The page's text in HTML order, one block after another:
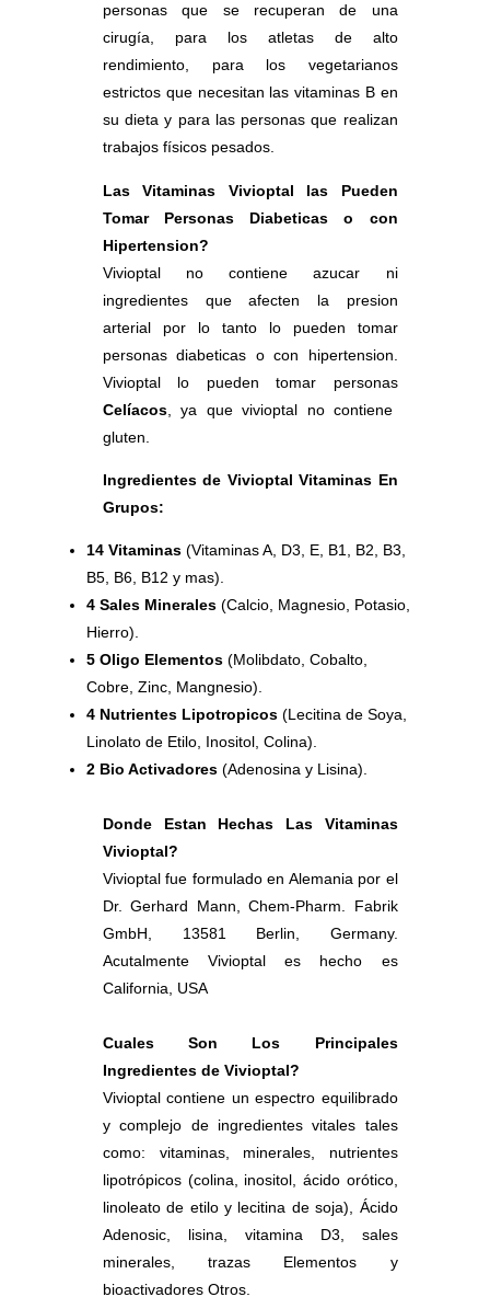
personas que se recuperan de una
cirugía, para los atletas de alto
rendimiento, para los vegetarianos
estrictos que necesitan las vitaminas B en
su dieta y para las personas que realizan
trabajos físicos pesados.
Las Vitaminas Vivioptal las Pueden
Tomar Personas Diabeticas o con
Hipertension?
Vivioptal no contiene azucar ni
ingredientes que afecten la presion
arterial por lo tanto lo pueden tomar
personas diabeticas o con hipertension.
Vivioptal lo pueden tomar personas
Celíacos , ya que vivioptal no contiene
gluten.
Ingredientes de Vivioptal Vitaminas En
Grupos:
14 Vitaminas (Vitaminas A, D3, E, B1, B2, B3,
B5, B6, B12 y mas).
4 Sales Minerales (Calcio, Magnesio, Potasio,
Hierro).
5 Oligo Elementos (Molibdato, Cobalto,
Cobre, Zinc, Mangnesio).
4 Nutrientes Lipotropicos (Lecitina de Soya,
Linolato de Etilo, Inositol, Colina).
2 Bio Activadores (Adenosina y Lisina).
Donde Estan Hechas Las Vitaminas
Vivioptal?
Vivioptal fue formulado en Alemania por el
Dr. Gerhard Mann, Chem-Pharm. Fabrik
GmbH, 13581 Berlin, Germany.
Acutalmente Vivioptal es hecho es
California, USA
Cuales Son Los Principales
Ingredientes de Vivioptal?
Vivioptal contiene un espectro equilibrado
y complejo de ingredientes vitales tales
como: vitaminas, minerales, nutrientes
lipotrópicos (colina, inositol, ácido orótico,
linoleato de etilo y lecitina de soja), Ácido
Adenosic, lisina, vitamina D3, sales
minerales, trazas Elementos y
bioactivadores Otros.